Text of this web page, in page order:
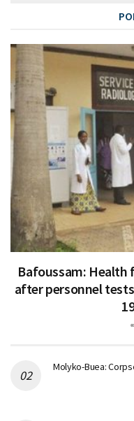
Bafoussam:
after personnel
Molyko-Buea: